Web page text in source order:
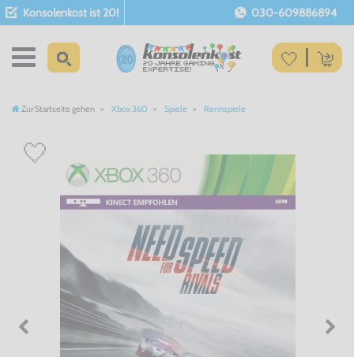
Konsolenkost ist 20! 030-609886894
Zur Startseite gehen Xbox 360 Spiele Rennspiele